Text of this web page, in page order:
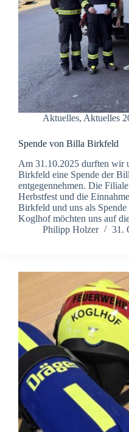
Aktuelles, Aktuelles
Spende von Billa Birkfeld
Am 31.10.2025 durften wir
Birkfeld eine Spende der
entgegennehmen. Die
Herbstfest und die
Birkfeld und uns als
Koglhof möchten uns auf
Philipp Holzer
31.